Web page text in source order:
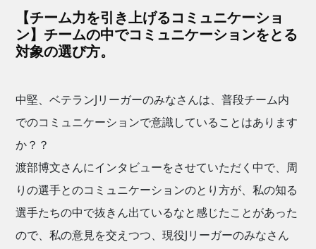
【チーム力を引き上げるコミュニケーショ
ン】チームの中でコミュニケーションをとる
対象の選び方。
中堅、ベテランJリーガーのみなさんは、普段チーム内
でのコミュニケーションで意識していることはあります
か？？
渡部博文さんにインタビューをさせていただく中で、周
りの選手とのコミュニケーションのとり方が、私の知る
選手たちの中で抜きん出ているなと感じたことがあった
ので、私の意見を交えつつ、現役Jリーガーのみなさん